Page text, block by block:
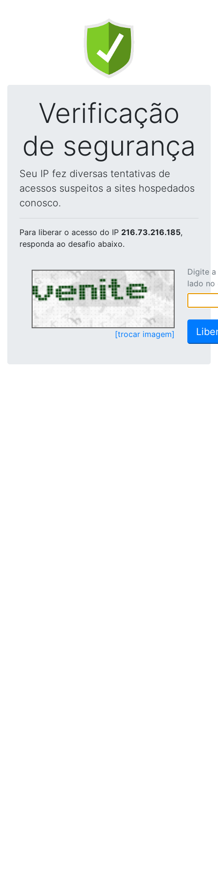
Verificação
de segurança
Seu IP fez diversas tentativas de
acessos suspeitos a sites hospedados
conosco.
Para liberar o acesso do IP 216.73.216.185,
responda ao desafio abaixo.
[trocar imagem]
Digite
lado no